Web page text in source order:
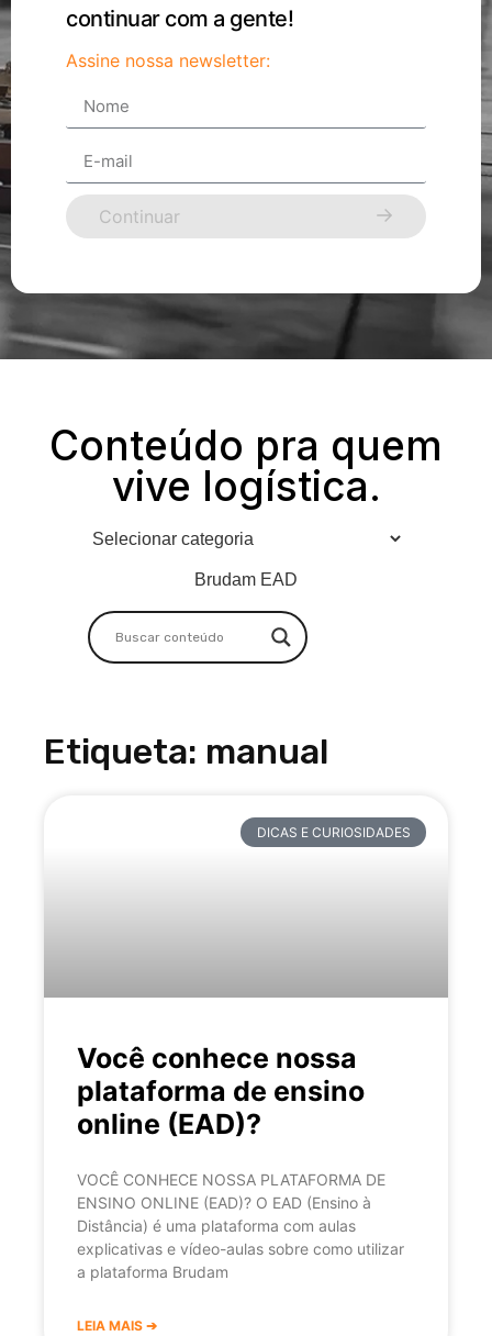
continuar com a gente!
Assine nossa newsletter:
Continuar
Conteúdo pra quem
vive logística.
Brudam EAD
Etiqueta: manual
DICAS E CURIOSIDADES
Você conhece nossa
plataforma de ensino
online (EAD)?
VOCÊ CONHECE NOSSA PLATAFORMA DE
ENSINO ONLINE (EAD)? O EAD (Ensino à
Distância) é uma plataforma com aulas
explicativas e vídeo-aulas sobre como utilizar
a plataforma Brudam
LEIA MAIS ➔